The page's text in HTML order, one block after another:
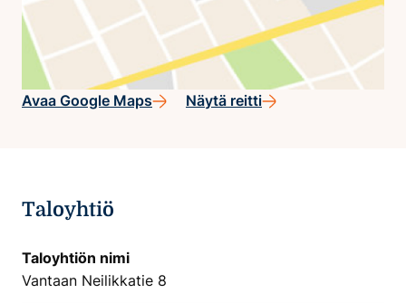
Avaa Google Maps Näytä reitti
Taloyhtiö
Taloyhtiön nimi
Vantaan Neilikkatie 8